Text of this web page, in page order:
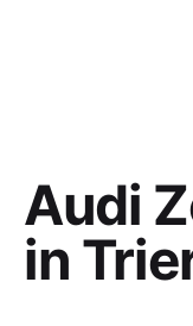
Audi
in